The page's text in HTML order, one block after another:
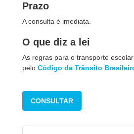
Prazo
A consulta é imediata.
O que diz a lei
As regras para o transporte
pelo Código de Trânsito
CONSULTAR